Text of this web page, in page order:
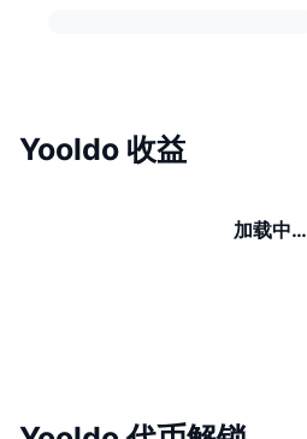
Yooldo 收益
加载中…